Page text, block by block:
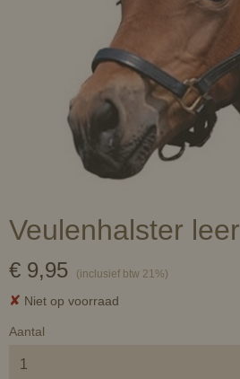
Veulenhalster leer
€ 9,95 (inclusief btw 21%)
✘ Niet op voorraad
Aantal